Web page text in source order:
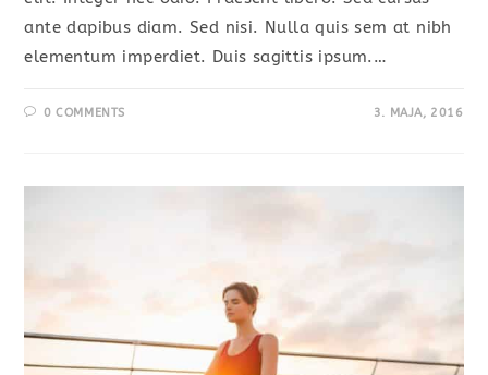
ante dapibus diam. Sed nisi. Nulla quis sem at nibh
elementum imperdiet. Duis sagittis ipsum.…
0 COMMENTS 3. MAJA, 2016